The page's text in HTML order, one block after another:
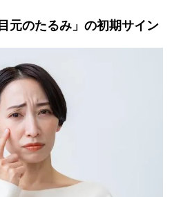
元のたるみ」の初期サイン